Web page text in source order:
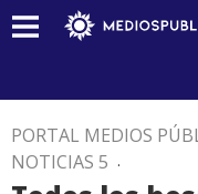
PORTAL MEDIOS
NOTICIAS 5 .